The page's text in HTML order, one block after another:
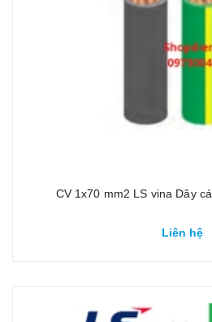
CV 1x70 mm2 LS vina Dây
Liên hệ